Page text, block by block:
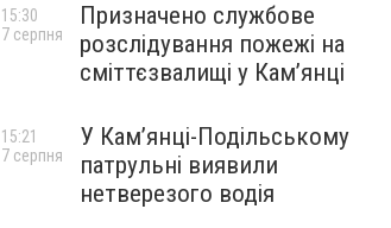
Призначено службове
розслідування пожежі на
сміттєзвалищі у Кам’янці
15:30
7 серпня
У Кам’янці-Подільському
патрульні виявили
нетверезого водія
15:21
7 серпня